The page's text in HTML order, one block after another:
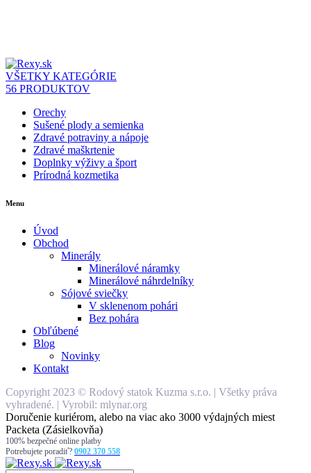
VŠETKY KATEGÓRIE
56 PRODUKTOV
Orechy
Sušené plody a semienka
Zdravé potraviny a nápoje
Zdravé maškrtenie
Doplnky výživy a šport
Prírodná kozmetika
Menu
Úvod
Obchod
Minerály
Minerálové náramky
Minerálové náhrdelníky
Sójové sviečky
V sklenenom pohári
Bez pohára
Obľúbené
Blog
Novinky
Kontakt
Copyright 2023 © Rodový statok Kuzma s.r.o. | Všetky práva
vyhradené. | Vyrobil: mlynar.org
Doručenie kuriérom, alebo na viac ako 3000 výdajných miest
Packeta (Zásielkovňa)
100% bezpečné online platby
Potrebujete poradiť? 0902 370 558